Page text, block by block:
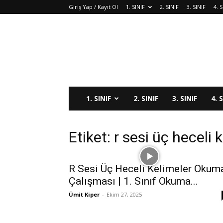
Giriş Yap / Kayıt Ol 1. SINIF 2. SINIF 3. SINIF 4.
1. SINIF 2. SINIF 3. SINIF 4.
Etiket: r sesi üç heceli
R Sesi Üç Heceli Kelimeler
Çalışması | 1. Sınıf Okuma...
Ümit Kiper - Ekim 27, 2025